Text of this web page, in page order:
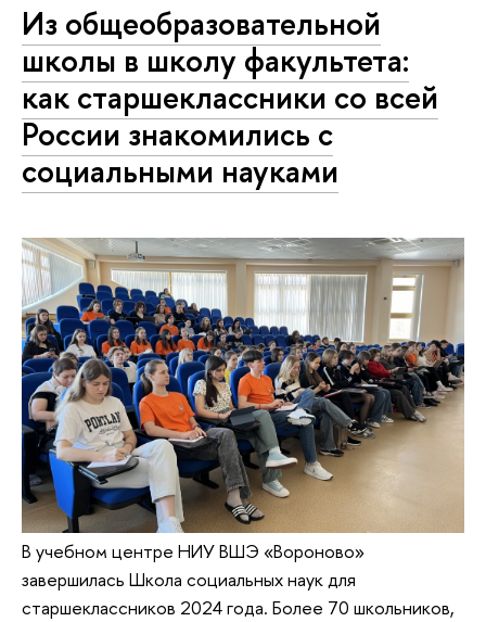
Из общеобразовательной
школы в школу факультета:
как старшеклассники со всей
России знакомились с
социальными науками
В учебном центре НИУ ВШЭ «Вороново»
завершилась Школа социальных наук для
старшеклассников 2024 года. Более 70 школьников,